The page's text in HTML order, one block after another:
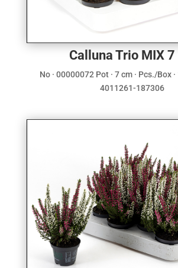
Calluna Trio MIX 7
No · 00000072 Pot · 7 cm · Pcs./Box ·
4011261-187306